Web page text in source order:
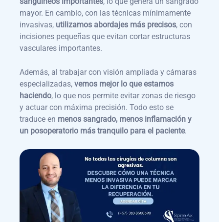
mayor. En cambio, con las técnicas mínimamente
invasivas, utilizamos abordajes más precisos, con
incisiones pequeñas que evitan cortar estructuras
vasculares importantes.
Además, al trabajar con visión ampliada y cámaras
especializadas, vemos mejor lo que estamos
haciendo, lo que nos permite evitar zonas de riesgo
y actuar con máxima precisión. Todo esto se
traduce en menos sangrado, menos inflamación y
un posoperatorio más tranquilo para el paciente.